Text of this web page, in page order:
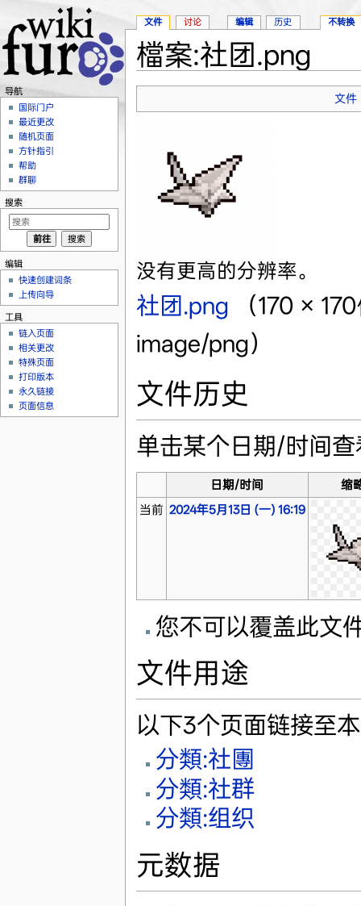
檔案:社团.png
文件
没有更高的分辨率。
社团.png
（170 ×
image/png）
文件历史
单击某个日期/时间
日期/时间
缩
当前 2024年5月13日 (一) 16:19
您不可以覆盖此文
文件用途
以下3个页面链接至
分類:社團
分類:社群
分類:组织
元数据
文件 讨论 编辑 历史 不转换
导航
国际门户
最近更改
随机页面
方针指引
帮助
群聊
搜索
编辑
快速创建词条
上传向导
工具
链入页面
相关更改
特殊页面
打印版本
永久链接
页面信息